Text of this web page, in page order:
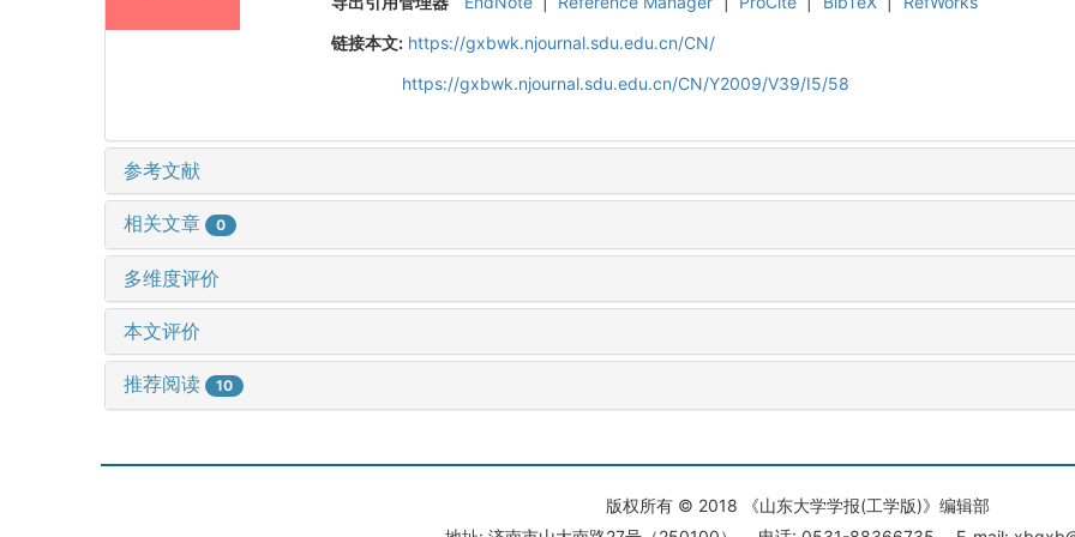
链接本文: https://gxbwk.njournal.sdu.edu.cn/CN/
https://gxbwk.njournal.sdu.edu.cn/CN/Y2009/V39/I5/58
参考文献
相关文章 0
多维度评价
本文评价
推荐阅读 10
版权所有 © 2018 《山东大学学报(工学版)》编辑部